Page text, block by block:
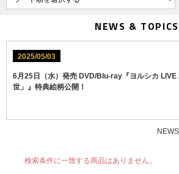
NEWS & TOPICS
2025/05/03
6月25日（水）発売 DVD/Blu-ray『ヨルシカ LIVE
世」』特典絵柄公開！
検索条件に一致する商品はありません。